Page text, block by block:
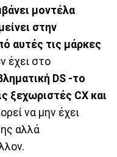
μοντέλα
στην
αυτές τις μάρκες
έχει στο
DS -το
ξεχωριστές CX και
να μην έχει
αλλά